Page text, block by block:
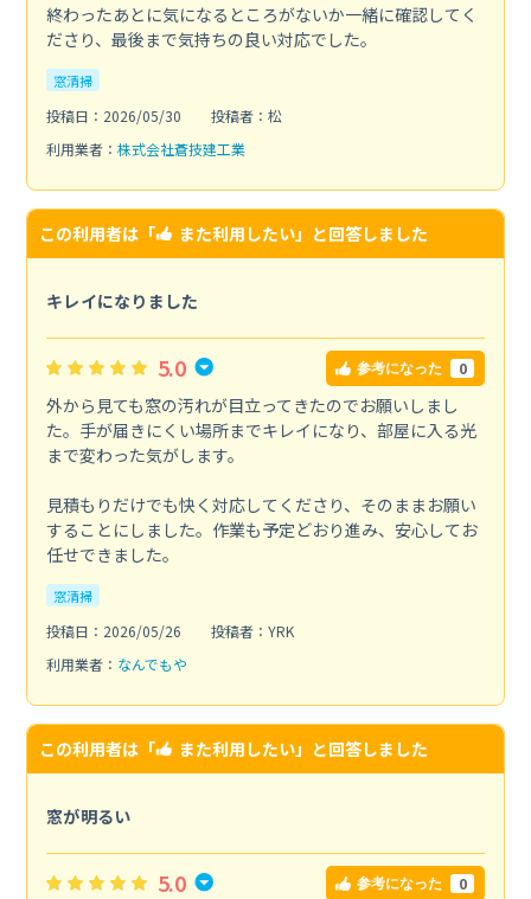
終わったあとに気になるところがないか一緒に確認してく
ださり、最後まで気持ちの良い対応でした。
窓清掃
投稿日：2026/05/30
投稿者：松
利用業者： 株式会社蒼技建工業
この利用者は「 また利用したい」と回答しました
キレイになりました
5.0 参考になった 0
外から見ても窓の汚れが目立ってきたのでお願いしまし
た。手が届きにくい場所までキレイになり、部屋に入る光
まで変わった気がします。
見積もりだけでも快く対応してくださり、そのままお願い
することにしました。作業も予定どおり進み、安心してお
任せできました。
窓清掃
投稿日：2026/05/26
投稿者：YRK
利用業者： なんでもや
この利用者は「 また利用したい」と回答しました
窓が明るい
5.0 参考になった 0